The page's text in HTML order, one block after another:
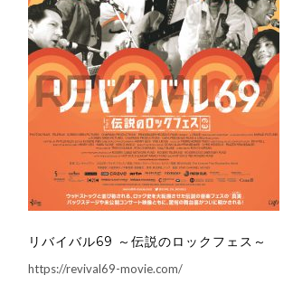
リバイバル69 ～伝説のロックフェス～
https://revival69-movie.com/